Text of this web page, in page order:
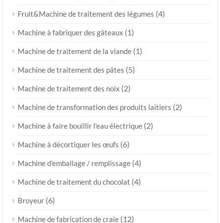
Fruit&Machine de traitement des légumes (4)
Machine à fabriquer des gâteaux (1)
Machine de traitement de la viande (1)
Machine de traitement des pâtes (5)
Machine de traitement des noix (2)
Machine de transformation des produits laitiers (2)
Machine à faire bouillir l'eau électrique (2)
Machine à décortiquer les œufs (6)
Machine d'emballage / remplissage (4)
Machine de traitement du chocolat (4)
Broyeur (6)
Machine de fabrication de craie (12)